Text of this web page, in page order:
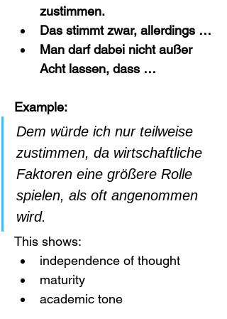
zustimmen.
Das stimmt zwar, allerdings …
Man darf dabei nicht außer
Acht lassen, dass …
Example:
Dem würde ich nur teilweise
zustimmen, da wirtschaftliche
Faktoren eine größere Rolle
spielen, als oft angenommen
wird.
This shows:
independence of thought
maturity
academic tone